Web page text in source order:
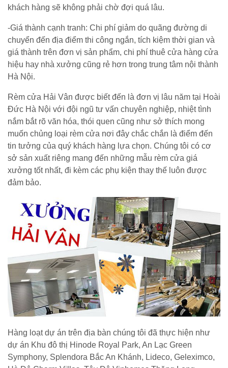
khách hàng sẽ không phải chờ đợi quá lâu.
-Giá thành cạnh tranh: Chi phí giảm do quãng đường di
chuyển đến địa điểm thi công ngắn, tích kiệm thời gian và
giá thành trên đơn vị sản phẩm, chi phí thuê cửa hàng cửa
hiệu hay nhà xưởng cũng rẻ hơn trong trung tâm nội thành
Hà Nội.
Rèm cửa Hải Vân được biết đến là đơn vị lâu năm tại Hoài
Đức Hà Nội với đội ngũ tư vấn chuyên nghiệp, nhiệt tình
nắm bắt rõ văn hóa, thói quen cũng như sở thích mong
muốn chủng loại rèm cửa nơi đây chắc chắn là điểm đến
tin tưởng của quý khách hàng lựa chọn. Chúng tôi có cơ
sở sản xuất riêng mang đến những mẫu rèm cửa giá
xưởng tốt nhất, đi kèm các phụ kiện thay thế luôn được
đảm bảo.
Hàng loạt dự án trên địa bàn chúng tôi đã thực hiện như
dự án Khu đô thị Hinode Royal Park, An Lạc Green
Symphony, Splendora Bắc An Khánh, Lideco, Geleximco,